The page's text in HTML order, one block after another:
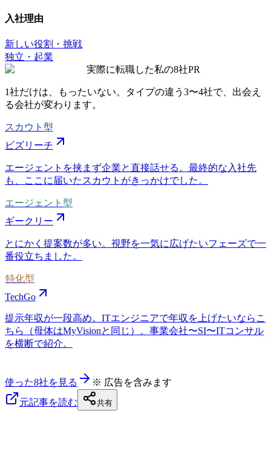
入社理由
新しい役割・挑戦
独立・起業
実際に転職した私の8社PR
1社だけは、もったいない。タイプの違う 3〜4社で、出会え
る会社が変わります。
スカウト型
ビズリーチ
エージェントを挟まず企業と直接話せる。最終的な入社先
も、ここに届いたスカウトがきっかけでした。
エージェント型
ギークリー
とにかく提案数が多い。視野を一気に広げたいフェーズで一
番役立ちました。
特化型
TechGo
提示年収が一段高め。ITエンジニアで年収を上げたいならこ
ちら（母体はMyVisionと同じ）。事業会社〜SI〜ITコンサル
を横断で紹介。
使った8社を見る
※ 広告を含みます
元記事を読む
共有